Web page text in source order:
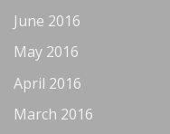
June 2016
May 2016
April 2016
March 2016